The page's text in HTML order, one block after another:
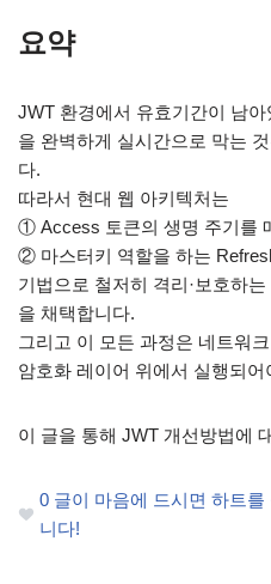
요약
JWT 환경에서 유효기간이 남
을 완벽하게 실시간으로 막는
다.
따라서 현대 웹 아키텍처는
① Access 토큰의 생명 주기를
② 마스터키 역할을 하는
기법으로 철저히 격리·보호하는
을 채택합니다.
그리고 이 모든 과정은 네트워
암호화 레이어 위에서 실행되
이 글을 통해 JWT 개선방법에
0 글이 마음에 드시면 하트
니다!